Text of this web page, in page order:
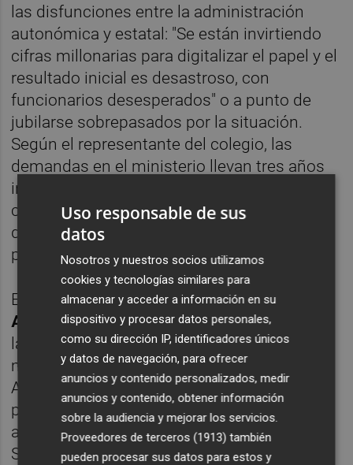
las disfunciones entre la administración
autonómica y estatal: "Se están invirtiendo
cifras millonarias para digitalizar el papel y el
resultado inicial es desastroso, con
funcionarios desesperados" o a punto de
jubilarse sobrepasados por la situación.
Según el representante del colegio, las
demandas en el ministerio llevan tres años
intentando parametrizarse sin éxito,
concluyendo que la falta de un expediente
digital paraliza el avance tanto en el sector
público como en el privado.
En contraste,Carlos Rodríguez, socio de
Andersen, defendió el avance imparable de
la tecnología, asegurando que "la IA está
mejorando sus modelos fundacionales".
Ante la afirmación de Pujadas de que la
profesión cambiará radicalmente y que la IA
asumirá el 80% del trabajo del abogado,
Soler matizó que esa discusión es operativa:
Uso responsable de sus
datos
Nosotros y nuestros socios utilizamos
cookies y tecnologías similares para
almacenar y acceder a información en su
dispositivo y procesar datos personales,
como su dirección IP, identificadores únicos
y datos de navegación, para ofrecer
anuncios y contenido personalizados, medir
anuncios y contenido, obtener información
sobre la audiencia y mejorar los servicios.
Proveedores de terceros (1913) también
pueden procesar sus datos para estos y